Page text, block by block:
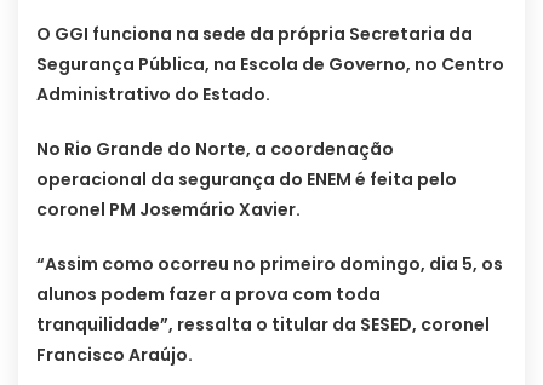
O GGI funciona na sede da própria Secretaria da
Segurança Pública, na Escola de Governo, no Centro
Administrativo do Estado.
No Rio Grande do Norte, a coordenação
operacional da segurança do ENEM é feita pelo
coronel PM Josemário Xavier.
“Assim como ocorreu no primeiro domingo, dia 5, os
alunos podem fazer a prova com toda
tranquilidade”, ressalta o titular da SESED, coronel
Francisco Araújo.